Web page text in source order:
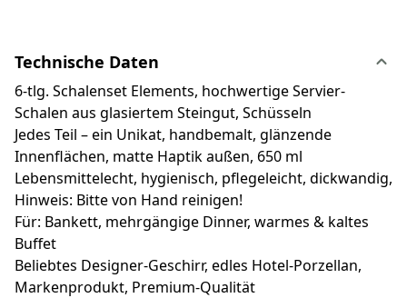
Technische Daten
6-tlg. Schalenset Elements, hochwertige Servier-
Schalen aus glasiertem Steingut, Schüsseln
Jedes Teil – ein Unikat, handbemalt, glänzende
Innenflächen, matte Haptik außen, 650 ml
Lebensmittelecht, hygienisch, pflegeleicht, dickwandig,
Hinweis: Bitte von Hand reinigen!
Für: Bankett, mehrgängige Dinner, warmes & kaltes
Buffet
Beliebtes Designer-Geschirr, edles Hotel-Porzellan,
Markenprodukt, Premium-Qualität